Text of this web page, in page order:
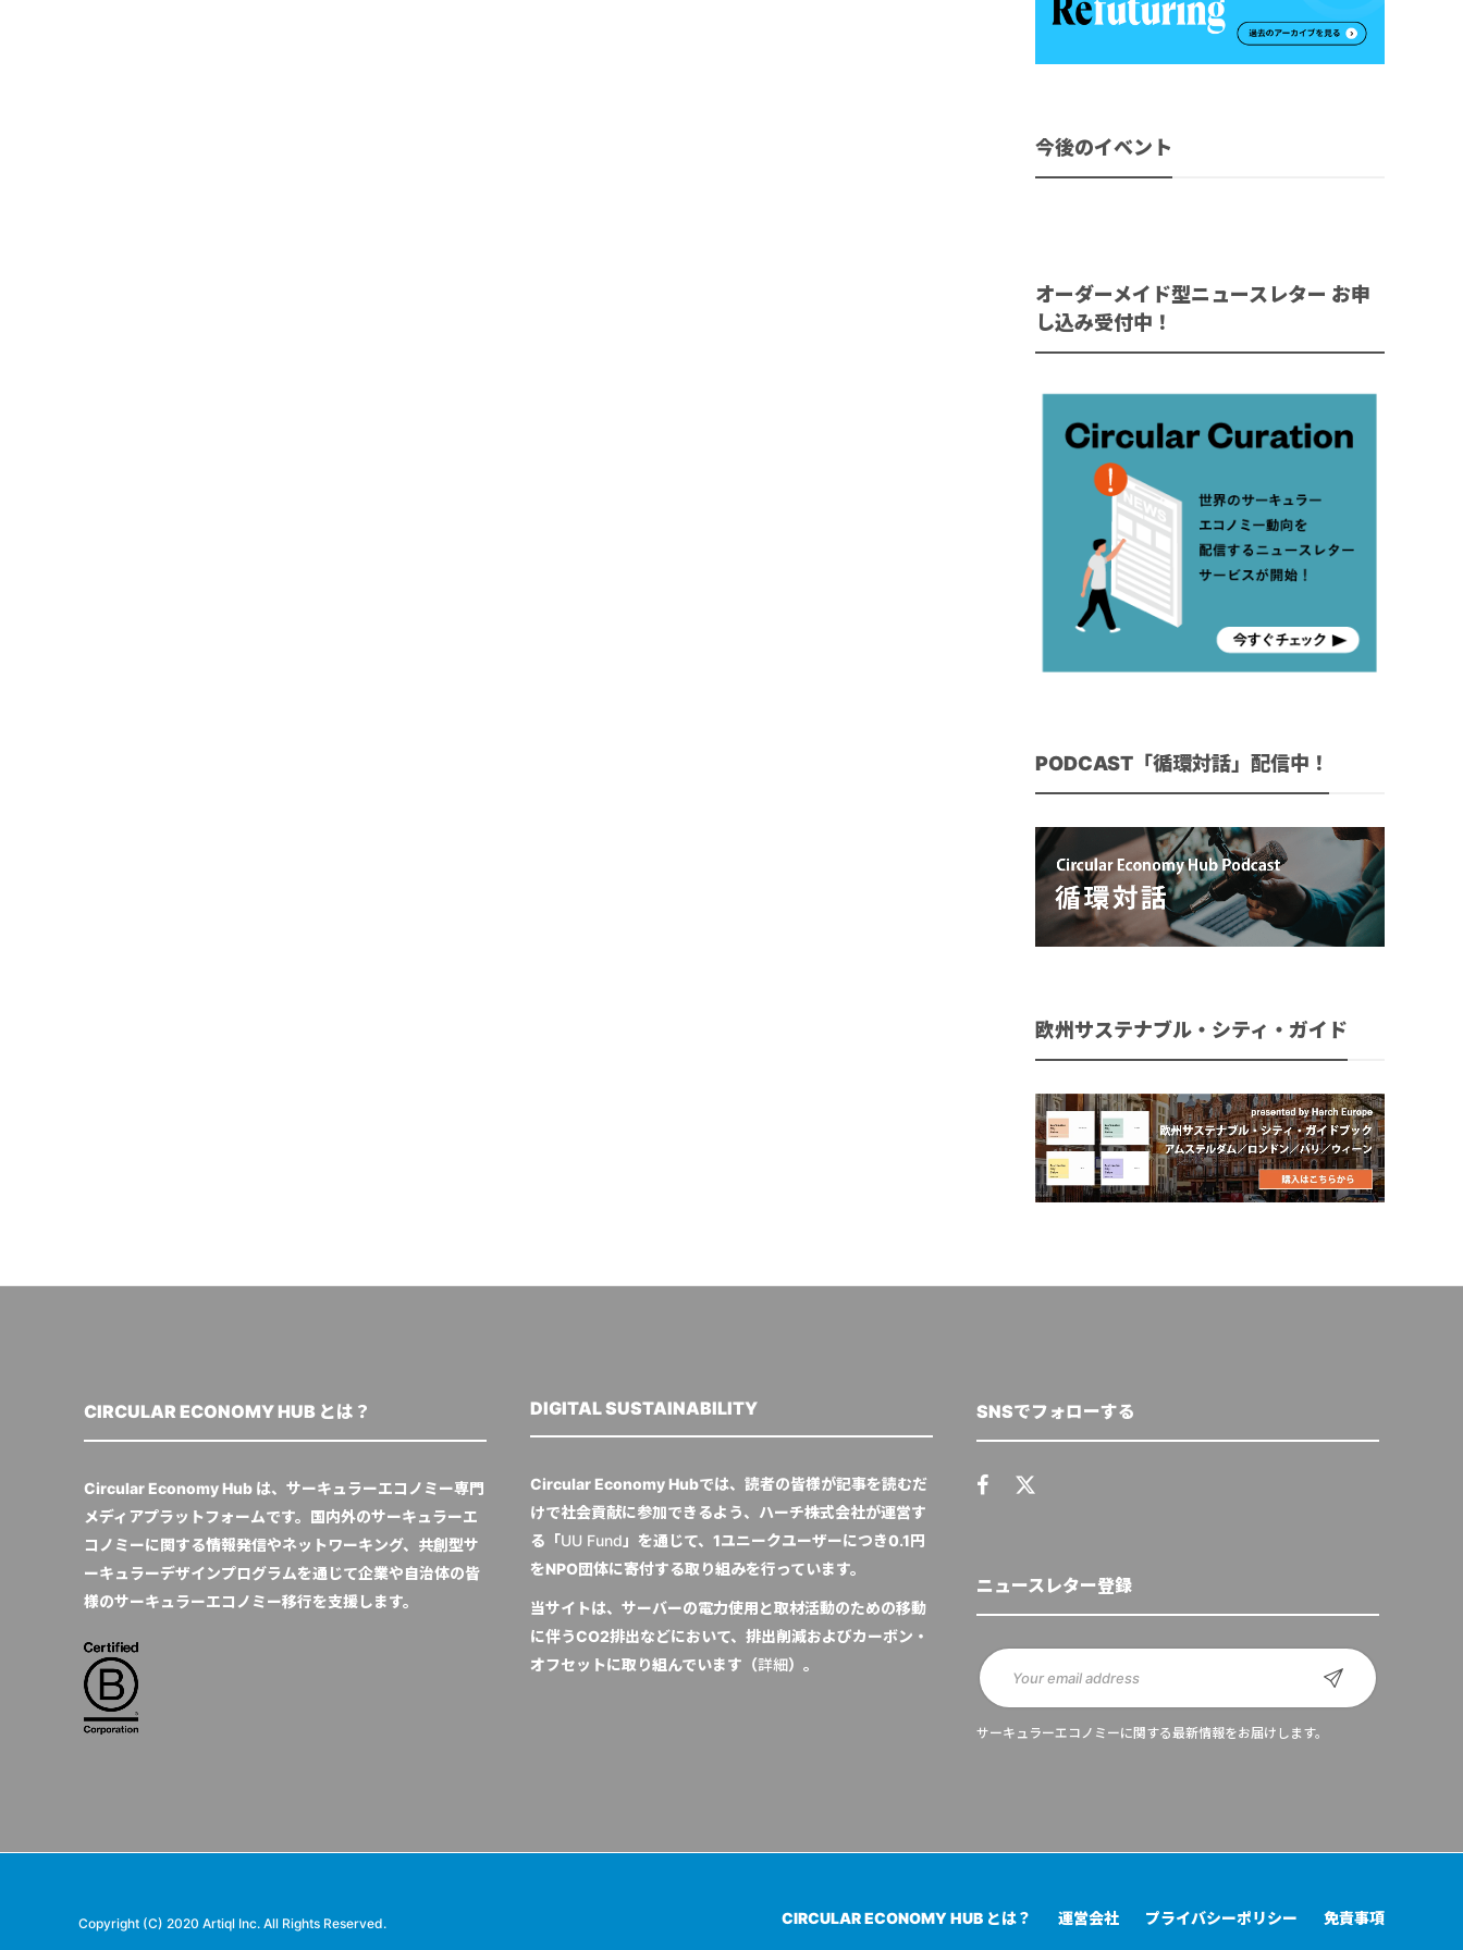
今後のイベント
オーダーメイド型ニュースレター お申
し込み受付中！
PODCAST「循環対話」配信中！
欧州サステナブル・シティ・ガイド
CIRCULAR ECONOMY HUB とは？
Circular Economy Hub は、サーキュラーエコノミー専門
メディアプラットフォームです。国内外のサーキュラーエ
コノミーに関する情報発信やネットワーキング、共創型サ
ーキュラーデザインプログラムを通じて企業や自治体の皆
様のサーキュラーエコノミー移行を支援します。
DIGITAL SUSTAINABILITY
Circular Economy Hubでは、読者の皆様が記事を読むだ
けで社会貢献に参加できるよう、ハーチ株式会社が運営す
る「UU Fund」を通じて、1ユニークユーザーにつき0.1円
をNPO団体に寄付する取り組みを行っています。
当サイトは、サーバーの電力使用と取材活動のための移動
に伴うCO2排出などにおいて、排出削減およびカーボン・
オフセットに取り組んでいます（詳細）。
SNSでフォローする
ニュースレター登録
サーキュラーエコノミーに関する最新情報をお届けします。
Copyright (C) 2020 Artiql Inc. All Rights Reserved. CIRCULAR ECONOMY HUB とは？ 運営会社 プライバシーポリシー 免責事項